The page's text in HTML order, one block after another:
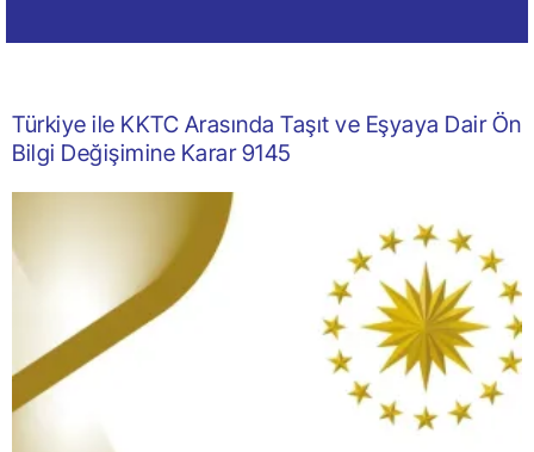
Türkiye ile KKTC Arasında Taşıt ve Eşyaya Dair Ön
Bilgi Değişimine Karar 9145